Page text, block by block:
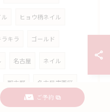
ル ヒョウ柄ネイル
ラキラ ゴールド
名古屋 ネイル
那古野 名古屋市西区
カラー グラデーション
ご予約